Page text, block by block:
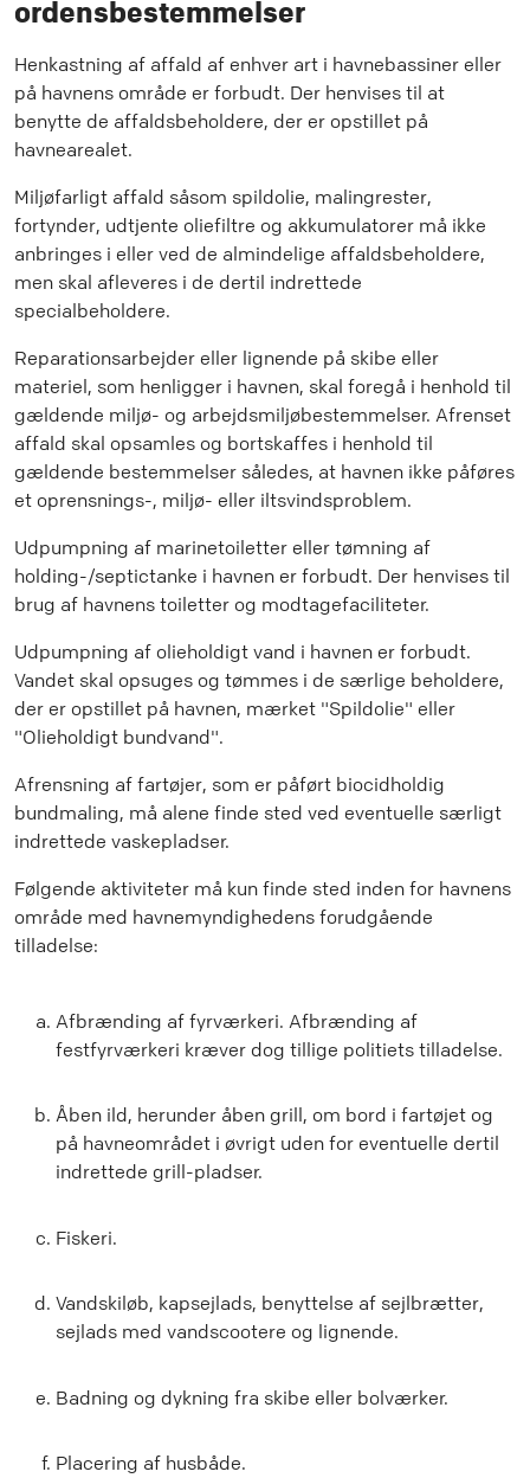
ordensbestemmelser
Henkastning af affald af enhver art i havnebassiner eller
på havnens område er forbudt. Der henvises til at
benytte de affaldsbeholdere, der er opstillet på
havnearealet.
Miljøfarligt affald såsom spildolie, malingrester,
fortynder, udtjente oliefiltre og akkumulatorer må ikke
anbringes i eller ved de almindelige affaldsbeholdere,
men skal afleveres i de dertil indrettede
specialbeholdere.
Reparationsarbejder eller lignende på skibe eller
materiel, som henligger i havnen, skal foregå i henhold til
gældende miljø- og arbejdsmiljøbestemmelser. Afrenset
affald skal opsamles og bortskaffes i henhold til
gældende bestemmelser således, at havnen ikke påføres
et oprensnings-, miljø- eller iltsvindsproblem.
Udpumpning af marinetoiletter eller tømning af
holding-/septictanke i havnen er forbudt. Der henvises til
brug af havnens toiletter og modtagefaciliteter.
Udpumpning af olieholdigt vand i havnen er forbudt.
Vandet skal opsuges og tømmes i de særlige beholdere,
der er opstillet på havnen, mærket "Spildolie" eller
"Olieholdigt bundvand".
Afrensning af fartøjer, som er påført biocidholdig
bundmaling, må alene finde sted ved eventuelle særligt
indrettede vaskepladser.
Følgende aktiviteter må kun finde sted inden for havnens
område med havnemyndighedens forudgående
tilladelse:
Afbrænding af fyrværkeri. Afbrænding af
festfyrværkeri kræver dog tillige politiets tilladelse.
Åben ild, herunder åben grill, om bord i fartøjet og
på havneområdet i øvrigt uden for eventuelle dertil
indrettede grill-pladser.
Fiskeri.
Vandskiløb, kapsejlads, benyttelse af sejlbrætter,
sejlads med vandscootere og lignende.
Badning og dykning fra skibe eller bolværker.
Placering af husbåde.